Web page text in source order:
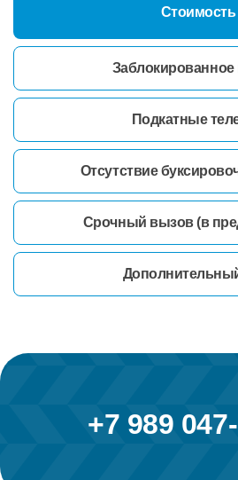
Стоимость
Заблокированное
Подкатные
Отсутствие
Срочный вызов (в
+7 989